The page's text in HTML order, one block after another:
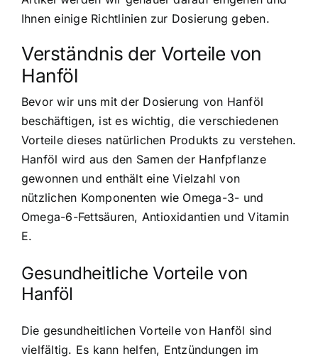
Ihnen einige Richtlinien zur Dosierung geben.
Verständnis der Vorteile von
Hanföl
Bevor wir uns mit der Dosierung von Hanföl
beschäftigen, ist es wichtig, die verschiedenen
Vorteile dieses natürlichen Produkts zu verstehen.
Hanföl wird aus den Samen der Hanfpflanze
gewonnenund enthält eine Vielzahl von
nützlichen Komponenten wie Omega-3- und
Omega-6-Fettsäuren, Antioxidantien und Vitamin
E.
Gesundheitliche Vorteile von
Hanföl
Die gesundheitlichen Vorteile von Hanföl sind
vielfältig. Es kann helfen, Entzündungen im